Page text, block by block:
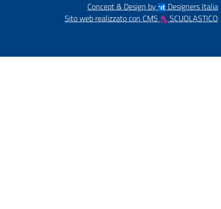
Concept & Design by
Designers Italia
Sito web realizzato con CMS
SCUOLASTICO